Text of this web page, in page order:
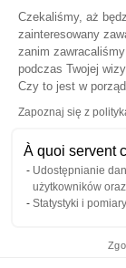
Obserwuj nas
Informacje prawne
Język PL ↓
Czekaliśmy, aż
zainteresowany
zanim
podczas Twojej
Czy to jest w
Zapoznaj się z
À quoi servent
Udostępnianie
użytkowników
Statystyki i